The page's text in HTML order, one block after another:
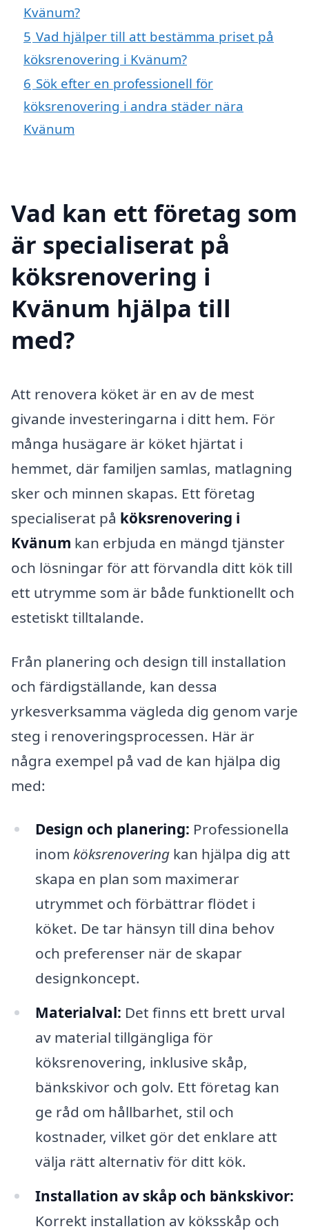
Kvänum?
5 Vad hjälper till att bestämma priset på
köksrenovering i Kvänum?
6 Sök efter en professionell för
köksrenovering i andra städer nära
Kvänum
Vad kan ett företag som
är specialiserat på
köksrenovering i
Kvänum hjälpa till
med?
Att renovera köket är en av de mest
givande investeringarna i ditt hem. För
många husägare är köket hjärtat i
hemmet, där familjen samlas, matlagning
sker och minnen skapas. Ett företag
specialiserat på köksrenovering i
Kvänum kan erbjuda en mängd tjänster
och lösningar för att förvandla ditt kök till
ett utrymme som är både funktionellt och
estetiskt tilltalande.
Från planering och design till installation
och färdigställande, kan dessa
yrkesverksamma vägleda dig genom varje
steg i renoveringsprocessen. Här är
några exempel på vad de kan hjälpa dig
med:
Design och planering: Professionella
inom köksrenoveringkan hjälpa dig att
skapa en plan som maximerar
utrymmet och förbättrar flödet i
köket. De tar hänsyn till dina behov
och preferenser när de skapar
designkoncept.
Materialval: Det finns ett brett urval
av material tillgängliga för
köksrenovering, inklusive skåp,
bänkskivor och golv. Ett företag kan
ge råd om hållbarhet, stil och
kostnader, vilket gör det enklare att
välja rätt alternativ för ditt kök.
Installation av skåp och bänkskivor:
Korrekt installation av köksskåp och